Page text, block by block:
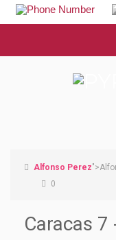
Alfonso Perez
0
Caracas 7